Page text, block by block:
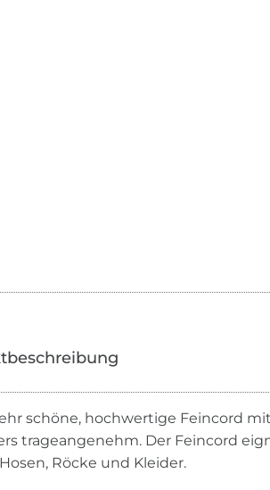
schöne, hochwertige Feincord
trageangenehm. Der Feincord
Röcke und Kleider.